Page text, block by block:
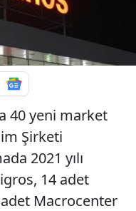
40 yeni market
Şirketi
2021 yılı
14 adet
Macrocenter